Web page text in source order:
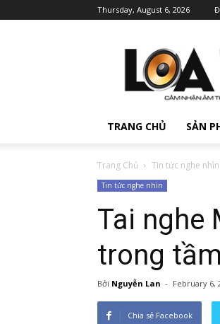
Thursday, August 6, 2026
TRANG CHỦ SẢN
Trang Chủ Tin tức nghe nhìn
Tin tức nghe nhìn
Tai nghe
trong
Bởi Nguyễn Lan - February 6,
Chia sẻ Facebook